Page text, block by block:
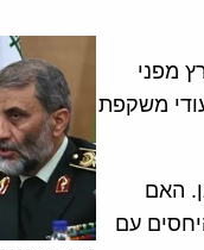
מפני
משקפת
האם
עם